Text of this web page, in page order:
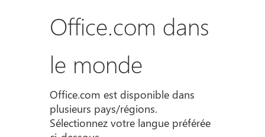
Office.com dans
le monde
Office.com est disponible dans
plusieurs pays/régions.
Sélectionnez votre langue préférée